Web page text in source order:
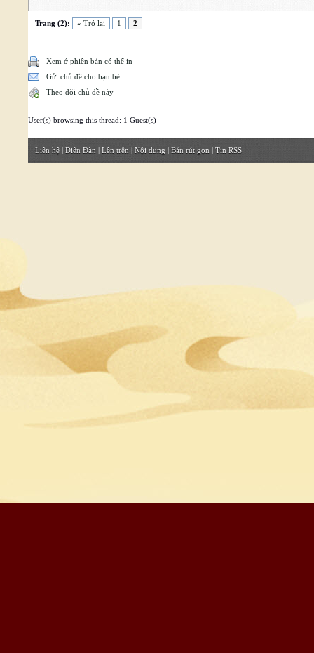
Trang (2): « Trở lại 1 2
Xem ở phiên bản có thể in
Gửi chủ đề cho bạn bè
Theo dõi chủ đề này
User(s) browsing this thread: 1 Guest(s)
Liên hệ | Diễn Đàn | Lên trên | Nội dung | Bản rút gọn | Tin RSS